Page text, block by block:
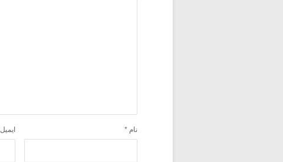
نام * ایمیل